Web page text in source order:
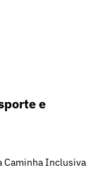
e
Caminha Inclusiva